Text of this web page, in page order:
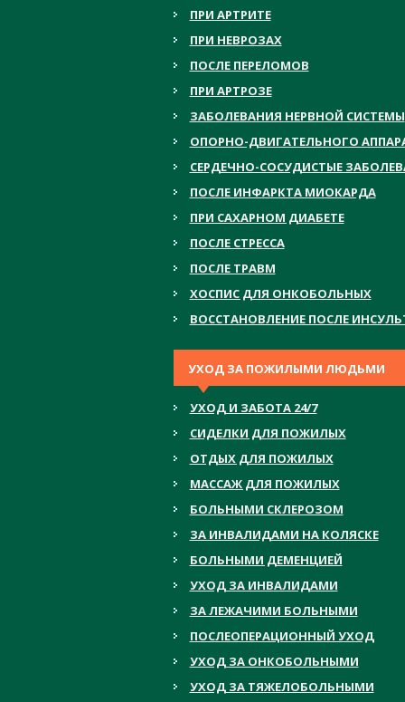
ПРИ АРТРИТЕ
ПРИ НЕВРОЗАХ
ПОСЛЕ ПЕРЕЛОМОВ
ПРИ АРТРОЗЕ
ЗАБОЛЕВАНИЯ НЕРВНОЙ СИСТЕМЫ
ОПОРНО-ДВИГАТЕЛЬНОГО
СЕРДЕЧНО-СОСУДИСТЫЕ
ПОСЛЕ ИНФАРКТА МИОКАРДА
ПРИ САХАРНОМ ДИАБЕТЕ
ПОСЛЕ СТРЕССА
ПОСЛЕ ТРАВМ
ХОСПИС ДЛЯ ОНКОБОЛЬНЫХ
ВОССТАНОВЛЕНИЕ ПОСЛЕ
УХОД ЗА ПОЖИЛЫМИ ЛЮДЬМИ
УХОД И ЗАБОТА 24/7
СИДЕЛКИ ДЛЯ ПОЖИЛЫХ
ОТДЫХ ДЛЯ ПОЖИЛЫХ
МАССАЖ ДЛЯ ПОЖИЛЫХ
БОЛЬНЫМИ СКЛЕРОЗОМ
ЗА ИНВАЛИДАМИ НА КОЛЯСКЕ
БОЛЬНЫМИ ДЕМЕНЦИЕЙ
УХОД ЗА ИНВАЛИДАМИ
ЗА ЛЕЖАЧИМИ БОЛЬНЫМИ
ПОСЛЕОПЕРАЦИОННЫЙ УХОД
УХОД ЗА ОНКОБОЛЬНЫМИ
УХОД ЗА ТЯЖЕЛОБОЛЬНЫМИ